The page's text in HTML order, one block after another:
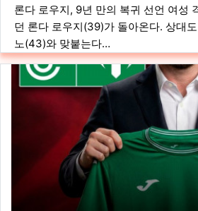
론다 로우지, 9년 만의 복귀 선언 여성
던 론다 로우지(39)가 돌아온다. 상대
노(43)와 맞붙는다…